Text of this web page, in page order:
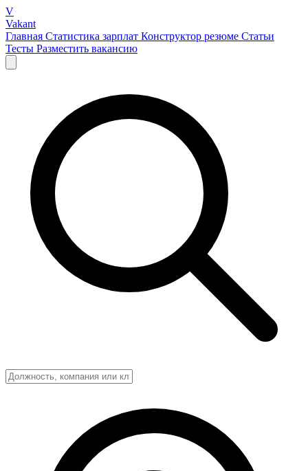
V
Vakant
Главная Статистика зарплат Конструктор резюме Статьи
Тесты Разместить вакансию